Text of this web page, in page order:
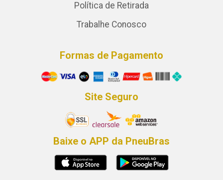
Política de Retirada
Trabalhe Conosco
Formas de Pagamento
Site Seguro
Baixe o APP da PneuBras